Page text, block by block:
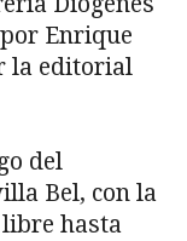
Enrique
la editorial
del
Bel, con la
hasta